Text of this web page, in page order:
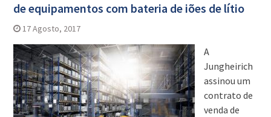
de equipamentos com bateria de iões de lítio
17 Agosto, 2017
A
Jungheirich
assinou um
contrato de
venda de